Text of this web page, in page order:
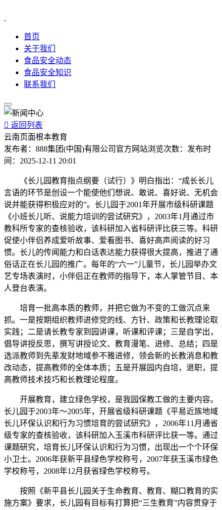
首页
关于我们
食品安全动态
食品安全知识
联系我们
 返回列表
云南页面根本教育
发布者： 888集团(中国)有限公司官方网站浏览次数： 发布时
间： 2025-12-11 20:01
《长儿园教育指点纲要（试行）》明白指出：“成长长儿
言语的环节是创设一个能使他们想说、敢说、喜好说、无机会
说并能获得积极应对的”。长儿园于2001年开展市级科研课题
《小班长儿听、说能力培训的尝试研究》，2003年1月通过市
教科所专家的查核验收，该科研加入省科研评比获三等。科研
促使小伴侣养成爱听故事、爱看图书、喜好高声阅读的好习
惯。长儿的传闻能力和白话表达能力获得很大提高，推进了通
俗话正在长儿园的推广。每年的“六一”儿童节，长儿园举办文
艺专场表演时，小伴侣正在教师的指导下，本人掌管节目、本
人登台表演。
培育一批高本质的教师，并把它做为不变的工做沉点来
抓。一是按期组织教师进修党的线、方针、政策和长教理论取
实践；二是请长教专家到园讲课，听课和评课；三是自学出，
倡导讲授反思，撰写讲授论文、教育漫笔、进修、总结；四是
选派教师到先辈发财地域参不雅进修，领会新的长教消息和教
改动态，提高教师的全体本质；五是开展园内自培，退职，提
高教师技术技巧和长教理论程度。
开展教育，建立绿色学校，是我园保教工做的主要内容。
长儿园于2003年～2005年，开展省级科研课题《平易近族地域
长儿环保认识和行为习惯培育的尝试研究》，2006年11月通省
级专家的查核验收，该科研加入玉溪市科研评比获一等。通过
课题研究，培育长儿环保认识和行为习惯，出现出一个个环保
小卫士。2006年获新平县绿色学校称号，2007年获玉溪市绿色
学校称号，2008年12月获省绿色学校称号。
按照《新平县长儿园关于生命教育、教育、糊口教育的实
施方案》要求，长儿园有目标有打算把“三生教育”内容贯穿于